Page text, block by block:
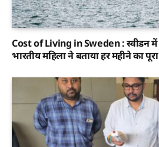
Cost of Living in Sweden : स्वीडन में
भारतीय महिला ने बताया हर महीने का